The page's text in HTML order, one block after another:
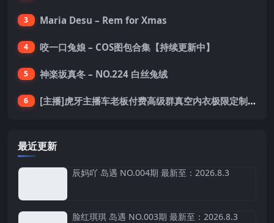
3 Maria Desu – Rem for Xmas
4 咬一口兔娘 – COS图包合集【持续更新中】
5 神楽坂真冬 – NO.224 白丝兔绒
6 [主播]虎牙主播车老板付费高级群真空内衣极限定制8分19
最近更新
辰妈吖 岛遇 NO.004期 最新至：2026.8.3
脸红琪琪 岛遇 NO.003期 最新至：2026.8.3